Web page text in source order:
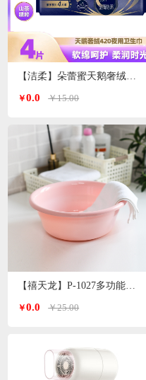
￥0.0 ￥15.00
￥0.0 ￥25.00